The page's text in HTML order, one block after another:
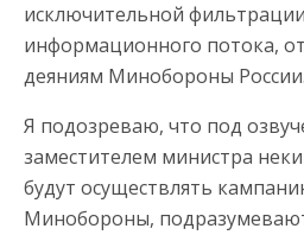
исключительной
информационного потока,
деяниям Минобороны России.
Я подозреваю, что под
заместителем министра
будут осуществлять
Минобороны,